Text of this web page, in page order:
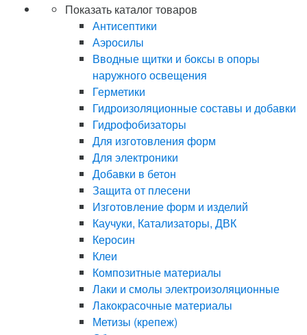
Показать каталог товаров
Антисептики
Аэросилы
Вводные щитки и боксы в опоры
наружного освещения
Герметики
Гидроизоляционные составы и добавки
Гидрофобизаторы
Для изготовления форм
Для электроники
Добавки в бетон
Защита от плесени
Изготовление форм и изделий
Каучуки, Катализаторы, ДВК
Керосин
Клеи
Композитные материалы
Лаки и смолы электроизоляционные
Лакокрасочные материалы
Метизы (крепеж)